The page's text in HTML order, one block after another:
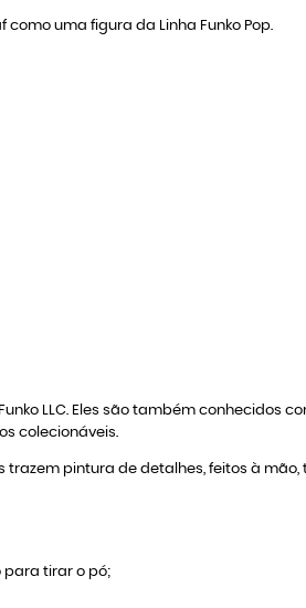
como uma figura da Linha Funko Pop.
LLC. Eles são também conhecidos
colecionáveis.
trazem pintura de detalhes, feitos à
para tirar o pó;